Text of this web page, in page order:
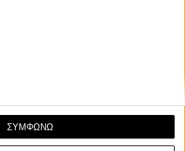
ΣΥΜΦΩΝΩ